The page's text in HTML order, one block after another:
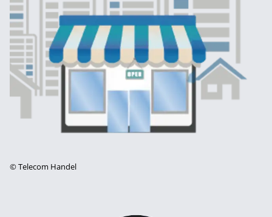
©Telecom Handel